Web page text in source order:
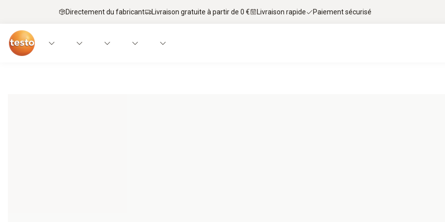
Directement du fabricant Livraison gratuite à partir de 0 € Livraison rapide Paiement sécurisé